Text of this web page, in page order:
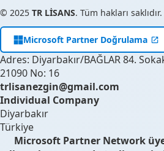
© 2025 TR LİSANS. Tüm hakları saklıdır.
Microsoft Partner Doğrulama
Adres: Diyarbakır/BAĞLAR 84.
21090 No: 16
trlisanezgin@gmail.com
Individual Company
Diyarbakır
Türkiye
Microsoft Partner Network